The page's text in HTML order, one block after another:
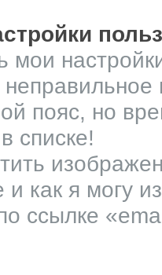
мои
пояс, но
списке!
и как я могу
ссылке